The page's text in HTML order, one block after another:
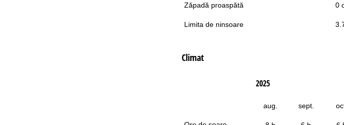
Zăpadă proaspătă 0
Limita de ninsoare
Climat
2025
aug. sept.